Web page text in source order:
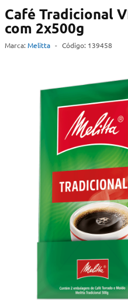
Café Tradicional
com 2x500g
Marca: Melitta - Código: 139458